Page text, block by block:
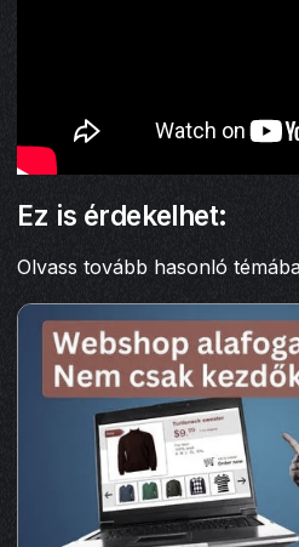
Ez is érdekelhet:
Olvass tovább hasonló